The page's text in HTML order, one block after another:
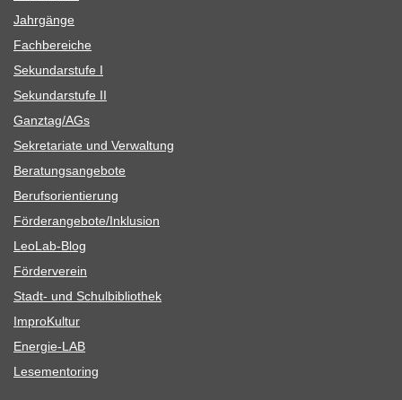
Jahr­gänge
Fach­be­rei­che
Sekun­dar­stufe I
Sekun­dar­stufe II
Ganztag/​​AGs
Sekre­ta­riate und Verwaltung
Bera­tungs­an­ge­bote
Berufs­ori­en­tie­rung
Förderangebote/​​Inklusion
Leo­Lab-Blog
För­der­ver­ein
Stadt- und Schulbibliothek
Impro­Kul­tur
Ener­­gie-LAB
Lese­men­to­ring